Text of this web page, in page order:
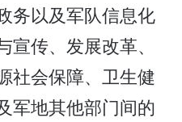
务以及军队信息化
传、发展改革、
社会保障、卫生健
军地其他部门间的